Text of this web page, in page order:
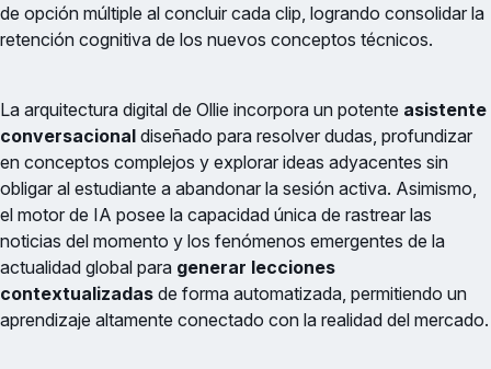
de opción múltiple al concluir cada clip, logrando consolidar la
retención cognitiva de los nuevos conceptos técnicos.
La arquitectura digital de Ollie incorpora un potente asistente
conversacional diseñado para resolver dudas, profundizar
en conceptos complejos y explorar ideas adyacentes sin
obligar al estudiante a abandonar la sesión activa. Asimismo,
el motor de IA posee la capacidad única de rastrear las
noticias del momento y los fenómenos emergentes de la
actualidad global para generar lecciones
contextualizadas de forma automatizada, permitiendo un
aprendizaje altamente conectado con la realidad del mercado.